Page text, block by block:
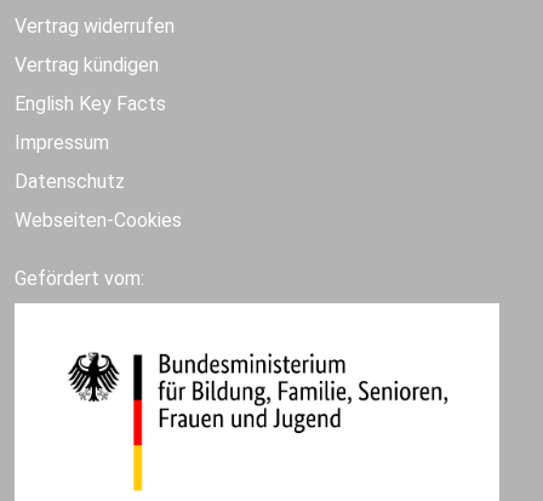
Vertrag widerrufen
Vertrag kündigen
English Key Facts
Impressum
Datenschutz
Webseiten-Cookies
Gefördert vom: